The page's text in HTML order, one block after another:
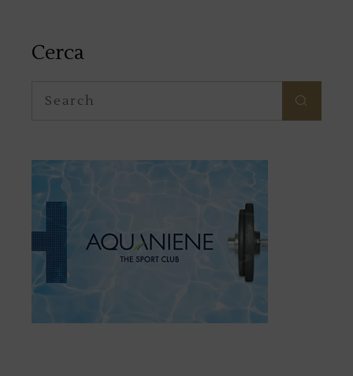
Cerca
for: